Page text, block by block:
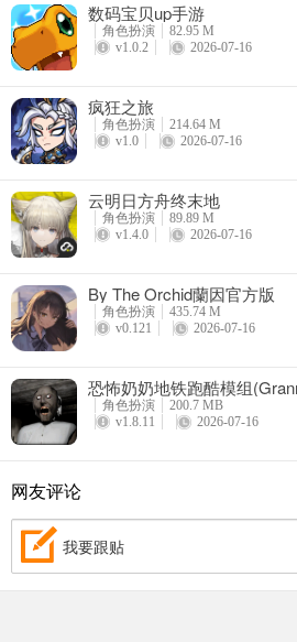
4、恶魔审判者70级
游戏特色
2、通过击杀怪物提升等级、获得材料
4、强大的怪物若在短时间内损失大量Hp
5、完成NPC开发者<死神任务>可以获得[
6、100级后可以重生,额外获得一次选择
更多的属性
7、每次转生后,升级后获得的自由分配的
数码宝贝up手游
角色扮演
82.95 M
v1.0.2
2026-07-16
疯狂之旅
角色扮演
214.64 M
v1.0
2026-07-16
云明日方舟终末地
角色扮演
89.89 M
v1.4.0
2026-07-16
By The Orchid蘭因官方版
角色扮演
435.74 M
v0.121
2026-07-16
恐怖奶奶地铁跑酷模组
角色扮演
200.7 MB
v1.8.11
2026-07-16
网友评论
我要跟贴